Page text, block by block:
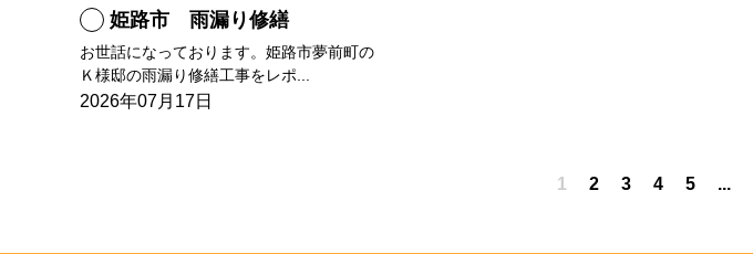
姫路市 雨漏り修繕
お世話になっております。姫路市夢前町の
Ｋ様邸の雨漏り修繕工事をレポ...
2026年07月17日
1 2 3 4 5 ...